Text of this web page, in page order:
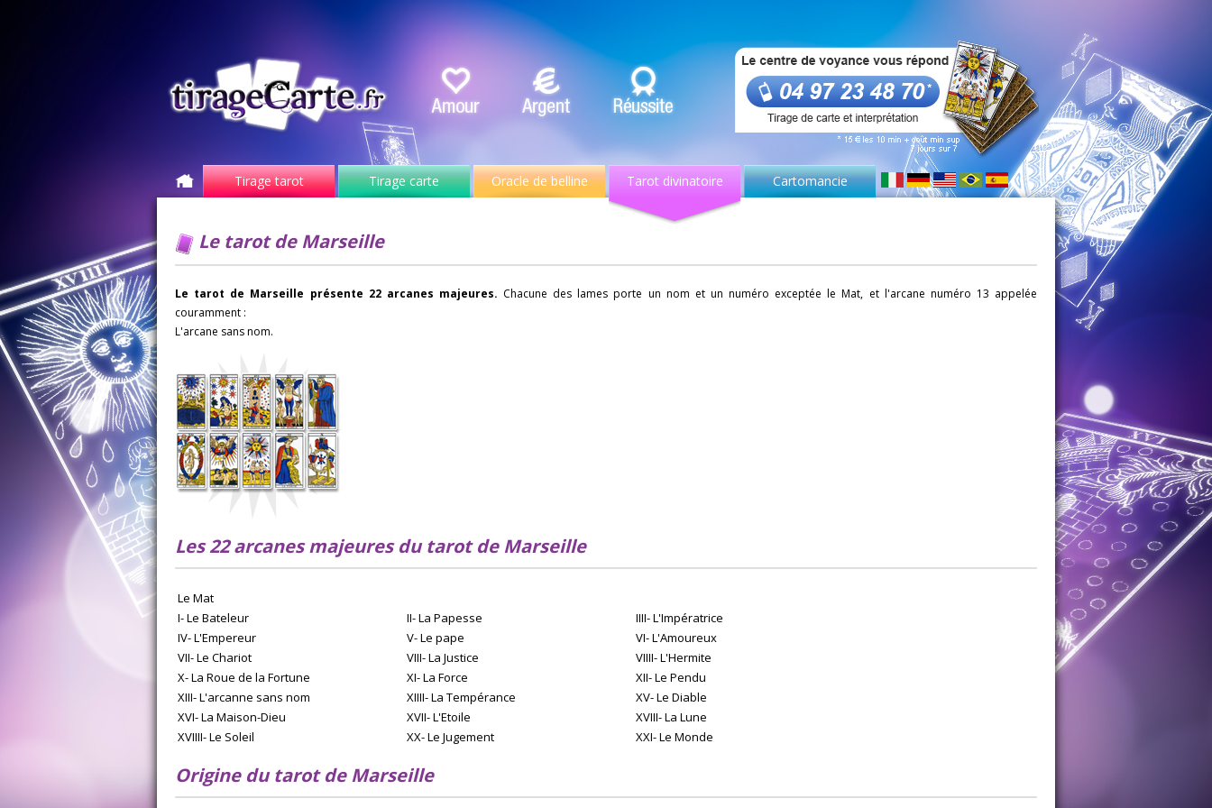
Tirage tarot Tirage carte Oracle de belline Tarot divinatoire Cartomancie
Le tarot de Marseille
Le tarot de Marseille présente 22 arcanes majeures. Chacune des lames porte un nom et un numéro exceptée le Mat, et l'arcane numéro 13 appelée
couramment :
L'arcane sans nom.
Les 22 arcanes majeures du tarot de Marseille
Le Mat
I- Le Bateleur
II- La Papesse
IIII- L'Impératrice
IV- L'Empereur
V- Le pape
VI- L'Amoureux
VII- Le Chariot
VIII- La Justice
VIIII- L'Hermite
X- La Roue de la Fortune
XI- La Force
XII- Le Pendu
XIII- L'arcanne sans nom
XIIII- La Tempérance
XV- Le Diable
XVI- La Maison-Dieu
XVII- L'Etoile
XVIII- La Lune
XVIIII- Le Soleil
XX- Le Jugement XXI- Le Monde
Origine du tarot de Marseille